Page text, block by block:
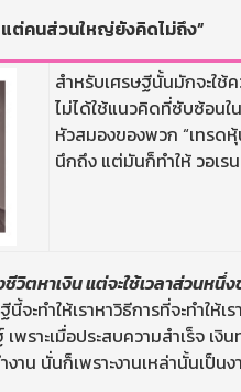
ต่คนส่วนใหญ่ยังคิดไม่ถึง”
สำหรับเศรษฐีนั้นมักจะใ
ไม่ได้ใช้แนวคิดที่ซับซ้อนใ
หัวสมองของพวก “เทรด
นึกถึง แต่มันก็ทำให้ วอเ
ชีวิตหาเงิน แต่จะใช้เวลาส่วนห
นี้จะทำให้เราหาวิธีการที่จะทำใ
ราะเมื่อประสบความสำเร็จ เงิ
าน นั่นก็เพราะงานเหล่านั้นเป็น